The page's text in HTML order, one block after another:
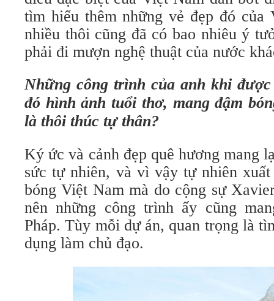
tìm hiểu thêm những vẻ đẹp đó của
nhiều thôi cũng đã có bao nhiêu ý
phải đi mượn nghệ thuật của nước
Những công trình của anh khi
đó hình ảnh tuổi thơ, mang đậm
là thôi thúc tự thân?
Ký ức và cảnh đẹp quê hương mang
sức tự nhiên, và vì vậy tự nhiên
bóng Việt Nam mà do cộng sự
nên những công trình ấy cũng
Pháp. Tùy mỗi dự án, quan trọng là
dụng làm chủ đạo.